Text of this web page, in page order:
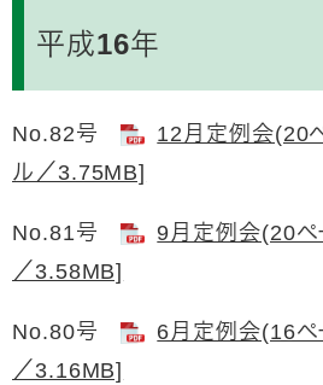
平成16年
No.82号
12月定例会(20
ル／3.75MB]
No.81号
9月定例会(20
／3.58MB]
No.80号
6月定例会(16
／3.16MB]